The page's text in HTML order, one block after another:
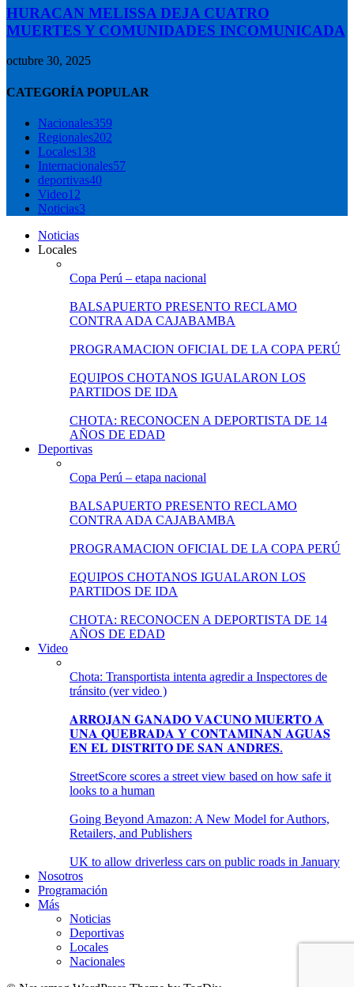
HURACAN MELISSA DEJA CUATRO
MUERTES Y COMUNIDADES INCOMUNICADA
octubre 30, 2025
CATEGORÍA POPULAR
Nacionales359
Regionales202
Locales138
Internacionales57
deportivas40
Video12
Noticias3
Noticias
Locales
Copa Perú – etapa nacional
BALSAPUERTO PRESENTO RECLAMO
CONTRA ADA CAJABAMBA
PROGRAMACION OFICIAL DE LA COPA PERÚ
EQUIPOS CHOTANOS IGUALARON LOS
PARTIDOS DE IDA
CHOTA: RECONOCEN A DEPORTISTA DE 14
AÑOS DE EDAD
Deportivas
Copa Perú – etapa nacional
BALSAPUERTO PRESENTO RECLAMO
CONTRA ADA CAJABAMBA
PROGRAMACION OFICIAL DE LA COPA PERÚ
EQUIPOS CHOTANOS IGUALARON LOS
PARTIDOS DE IDA
CHOTA: RECONOCEN A DEPORTISTA DE 14
AÑOS DE EDAD
Video
Chota: Transportista intenta agredir a Inspectores de
tránsito (ver video )
𝐀𝐑𝐑𝐎𝐉𝐀𝐍 𝐆𝐀𝐍𝐀𝐃𝐎 𝐕𝐀𝐂𝐔𝐍𝐎 𝐌𝐔𝐄𝐑𝐓𝐎 𝐀
𝐔𝐍𝐀 𝐐𝐔𝐄𝐁𝐑𝐀𝐃𝐀 𝐘 𝐂𝐎𝐍𝐓𝐀𝐌𝐈𝐍𝐀𝐍 𝐀𝐆𝐔𝐀𝐒
𝐄𝐍 𝐄𝐋 𝐃𝐈𝐒𝐓𝐑𝐈𝐓𝐎 𝐃𝐄 𝐒𝐀𝐍 𝐀𝐍𝐃𝐑𝐄́𝐒.
StreetScore scores a street view based on how safe it
looks to a human
Going Beyond Amazon: A New Model for Authors,
Retailers, and Publishers
UK to allow driverless cars on public roads in January
Nosotros
Programación
Más
Noticias
Deportivas
Locales
Nacionales